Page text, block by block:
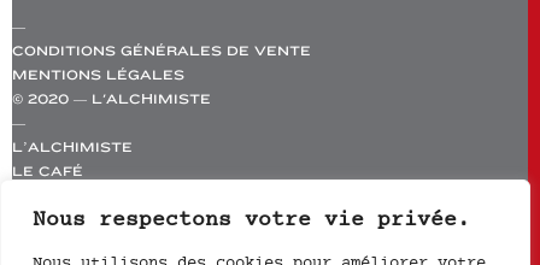
Nous respectons votre vie privée.
—
CONDITIONS GÉNÉRALES DE VENTE
MENTIONS LÉGALES
© 2020 — L'ALCHIMISTE
—
L’ALCHIMISTE
LE CAFÉ
BOUTIQUE